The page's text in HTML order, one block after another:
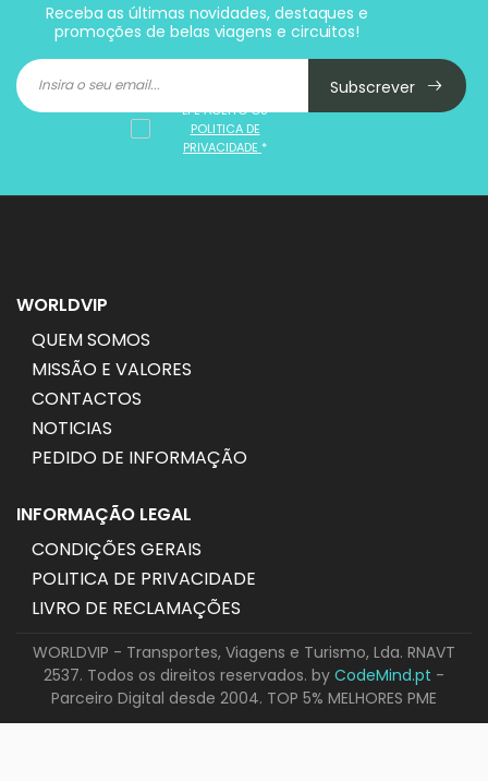
Receba as últimas novidades, destaques e
promoções de belas viagens e circuitos!
Subscrever
LI E ACEITO OS
POLITICA DE
PRIVACIDADE *
WORLDVIP
QUEM SOMOS
MISSÃO E VALORES
CONTACTOS
NOTICIAS
PEDIDO DE INFORMAÇÃO
INFORMAÇÃO LEGAL
CONDIÇÕES GERAIS
POLITICA DE PRIVACIDADE
LIVRO DE RECLAMAÇÕES
WORLDVIP - Transportes, Viagens e Turismo, Lda. RNAVT
2537. Todos os direitos reservados. by CodeMind.pt -
Parceiro Digital desde 2004. TOP 5% MELHORES PME